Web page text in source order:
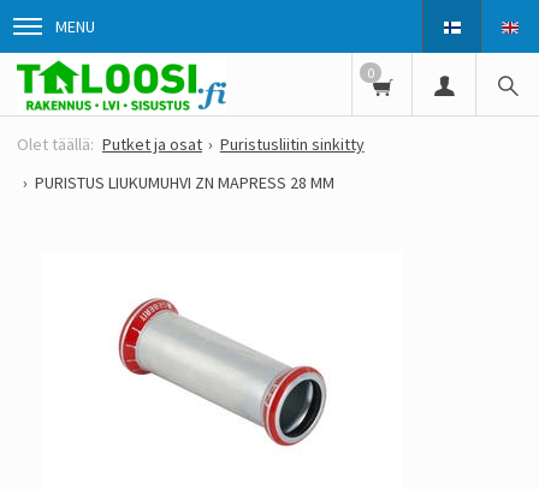
MENU
0
Putket ja osat
Puristusliitin sinkitty
PURISTUS LIUKUMUHVI ZN MAPRESS 28 MM